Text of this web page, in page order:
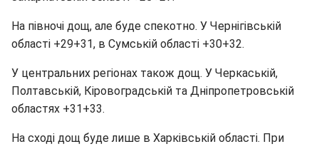
На півночі дощ, але буде спекотно. У Чернігівській
області +29+31, в Сумській області +30+32.
У центральних регіонах також дощ. У Черкаській,
Полтавській, Кіровоградській та Дніпропетровській
областях +31+33.
На сході дощ буде лише в Харківській області. При